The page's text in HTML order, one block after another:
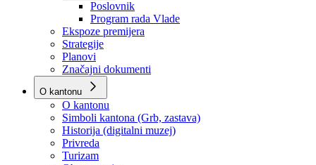
*Poslanička pitanja
Vlada
Poslovnik
Program rada Vlade
Ekspoze premijera
Strategije
Planovi
Značajni dokumenti
O kantonu
O kantonu
Simboli kantona (Grb, zastava)